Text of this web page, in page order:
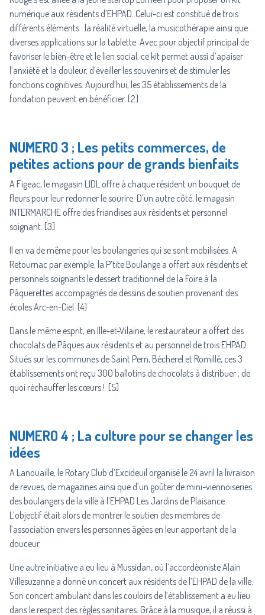
numérique aux résidents d’EHPAD. Celui-ci est constitué de trois
différents éléments : la réalité virtuelle, la musicothérapie ainsi que
diverses applications sur la tablette. Avec pour objectif principal de
favoriser le bien-être et le lien social, ce kit permet aussi d’apaiser
l’anxiété et la douleur, d’éveiller les souvenirs et de stimuler les
fonctions cognitives. Aujourd’hui, les 35 établissements de la
fondation peuvent en bénéficier. [2]
NUMERO 3 ; Les petits commerces, de
petites actions pour de grands bienfaits
A Figeac, le magasin LIDL offre à chaque résident un bouquet de
fleurs pour leur redonner le sourire. D’un autre côté, le magasin
INTERMARCHE offre des friandises aux résidents et personnel
soignant. [3]
Il en va de même pour les boulangeries qui se sont mobilisées. A
Retournac par exemple, la P’tite Boulange a offert aux résidents et
personnels soignants le dessert traditionnel de la Foire à la
Pâquerettes accompagnés de dessins de soutien provenant des
écoles Arc-en-Ciel. [4]
Dans le même esprit, en Ille-et-Vilaine, le restaurateur a offert des
chocolats de Pâques aux résidents et au personnel de trois EHPAD.
Situés sur les communes de Saint Pern, Bécherel et Romillé, ces 3
établissements ont reçu 300 ballotins de chocolats à distribuer ; de
quoi réchauffer les cœurs ! [5]
NUMERO 4 ; La culture pour se changer les
idées
A Lanouaille, le Rotary Club d’Excideuil organisé le 24 avril la livraison
de revues, de magazines ainsi que d’un goûter de mini-viennoiseries
des boulangers de la ville à l’EHPAD Les Jardins de Plaisance.
L’objectif était alors de montrer le soutien des membres de
l’association envers les personnes âgées en leur apportant de la
douceur.
Une autre initiative a eu lieu à Mussidan, où l’accordéoniste Alain
Villesuzanne a donné un concert aux résidents de l’EHPAD de la ville.
Son concert ambulant dans les couloirs de l’établissement a eu lieu
dans le respect des règles sanitaires. Grâce à la musique, il a réussi à